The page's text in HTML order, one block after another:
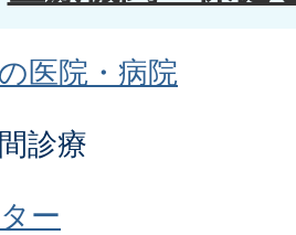
医院・病院
診療
ー